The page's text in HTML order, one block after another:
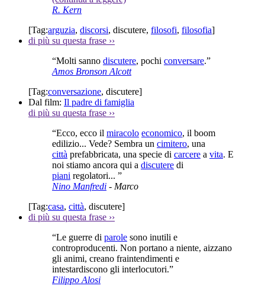
R. Kern
[Tag:arguzia, discorsi, discutere, filosofi, filosofia]
di più su questa frase ››
“Molti sanno discutere, pochi conversare.”
Amos Bronson Alcott
[Tag:conversazione, discutere]
Dal film: Il padre di famiglia
di più su questa frase ››
“Ecco, ecco il miracolo economico, il boom
edilizio... Vede? Sembra un cimitero, una
città prefabbricata, una specie di carcere a vita. E
noi stiamo ancora qui a discutere di
piani regolatori... ”
Nino Manfredi - Marco
[Tag:casa, città, discutere]
di più su questa frase ››
“Le guerre di parole sono inutili e
controproducenti. Non portano a niente, aizzano
gli animi, creano fraintendimenti e
intestardiscono gli interlocutori.”
Filippo Alosi